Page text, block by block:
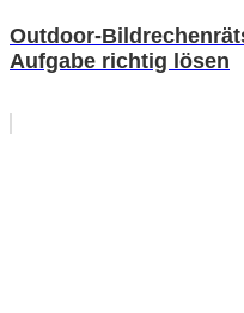
Outdoor-
Aufgabe richtig lösen